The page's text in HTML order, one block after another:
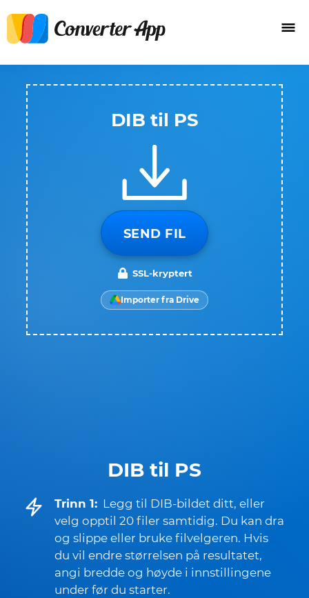
DIB til PS
Trinn 1: Legg til DIB-bildet ditt, eller
velg opptil 20 filer samtidig. Du kan dra
og slippe eller bruke filvelgeren. Hvis
du vil endre størrelsen på resultatet,
angi bredde og høyde i innstillingene
under før du starter.
DIB til PS
SEND FIL
SSL-kryptert
Importer fra Drive